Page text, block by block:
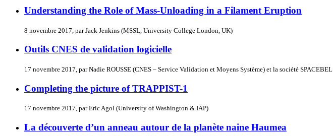
Understanding the Role of Mass-Unloading in a Filament Eruption
8 novembre 2017, par Jack Jenkins (MSSL, University College London, UK)
Outils CNES de validation logicielle
17 novembre 2017, par Nadie ROUSSE (CNES – Service Validation et Moyens Système) et la société SPACEBEL
Completing the picture of TRAPPIST-1
17 novembre 2017, par Eric Agol (University of Washington & IAP)
La découverte d’un anneau autour de la planète naine Haumea